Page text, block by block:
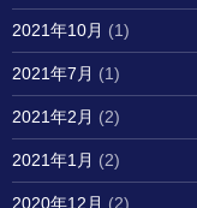
2021年10月 (1)
2021年7月 (1)
2021年2月 (2)
2021年1月 (2)
2020年12月 (2)